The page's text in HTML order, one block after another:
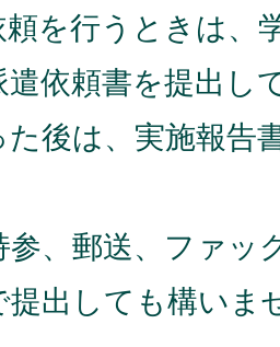
を行うときは、
遣依頼書を提出し
後は、実施報告
参、郵送、ファッ
提出しても構いま